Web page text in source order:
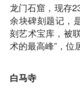
龙门石窟，现存
余块碑刻题记，
刻艺术宝库，被
术的最高峰”，位
白马寺